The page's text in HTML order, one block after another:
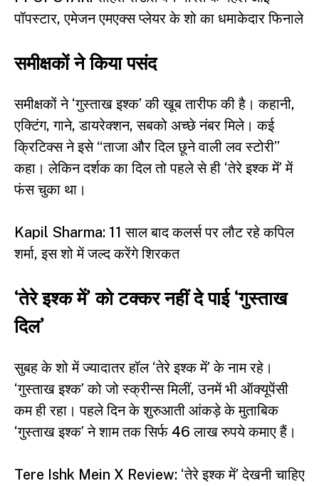
पॉपस्टार, एमेजन एमएक्स प्लेयर के शो का धमाकेदार फिनाले
समीक्षकों ने किया पसंद
समीक्षकों ने ‘गुस्ताख इश्क’ की खूब तारीफ की है। कहानी,
एक्टिंग, गाने, डायरेक्शन, सबको अच्छे नंबर मिले। कई
क्रिटिक्स ने इसे “ताजा और दिल छूने वाली लव स्टोरी”
कहा। लेकिन दर्शक का दिल तो पहले से ही ‘तेरे इश्क में’ में
फंस चुका था।
Kapil Sharma: 11 साल बाद कलर्स पर लौट रहे कपिल
शर्मा, इस शो में जल्द करेंगे शिरकत
‘तेरे इश्क में’ को टक्कर नहीं दे पाई ‘गुस्ताख
दिल’
सुबह के शो में ज्यादातर हॉल ‘तेरे इश्क में’ के नाम रहे।
‘गुस्ताख इश्क’ को जो स्क्रीन्स मिलीं, उनमें भी ऑक्यूपेंसी
कम ही रहा। पहले दिन के शुरुआती आंकड़े के मुताबिक
‘गुस्ताख इश्क’ ने शाम तक सिर्फ 46 लाख रुपये कमाए हैं।
Tere Ishk Mein X Review: ‘तेरे इश्क में’ देखनी चाहिए